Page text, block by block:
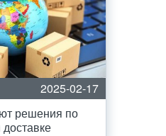
2025-02-17
решения по